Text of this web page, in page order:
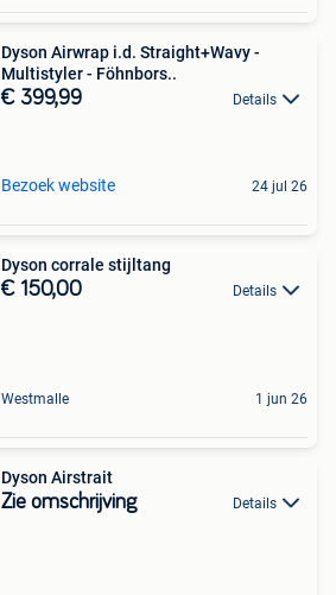
Dyson Airwrap i.d. Straight+Wavy -
Multistyler - Föhnbors..
€ 399,99 Details
Bezoek website 24 jul 26
Dyson corrale stijltang
€ 150,00 Details
Westmalle 1 jun 26
Dyson Airstrait
Zie omschrijving Details